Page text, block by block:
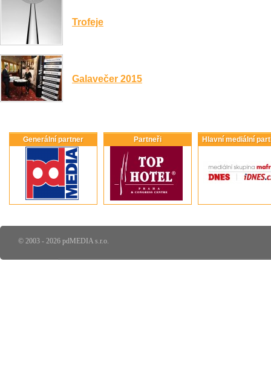
Trofeje
Galavečer 2015
Generální partner Partneři Hlavní mediální
© 2003 - 2026 pdMEDIA s.r.o.